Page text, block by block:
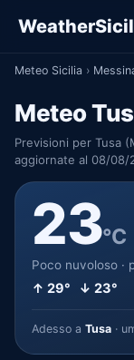
Meteo Sicilia ›
Meteo
Previsioni per Tusa
aggiornate al 08/08/
23°C
Poco nuvoloso ·
↑ 29° ↓ 23°
Adesso a Tusa ·